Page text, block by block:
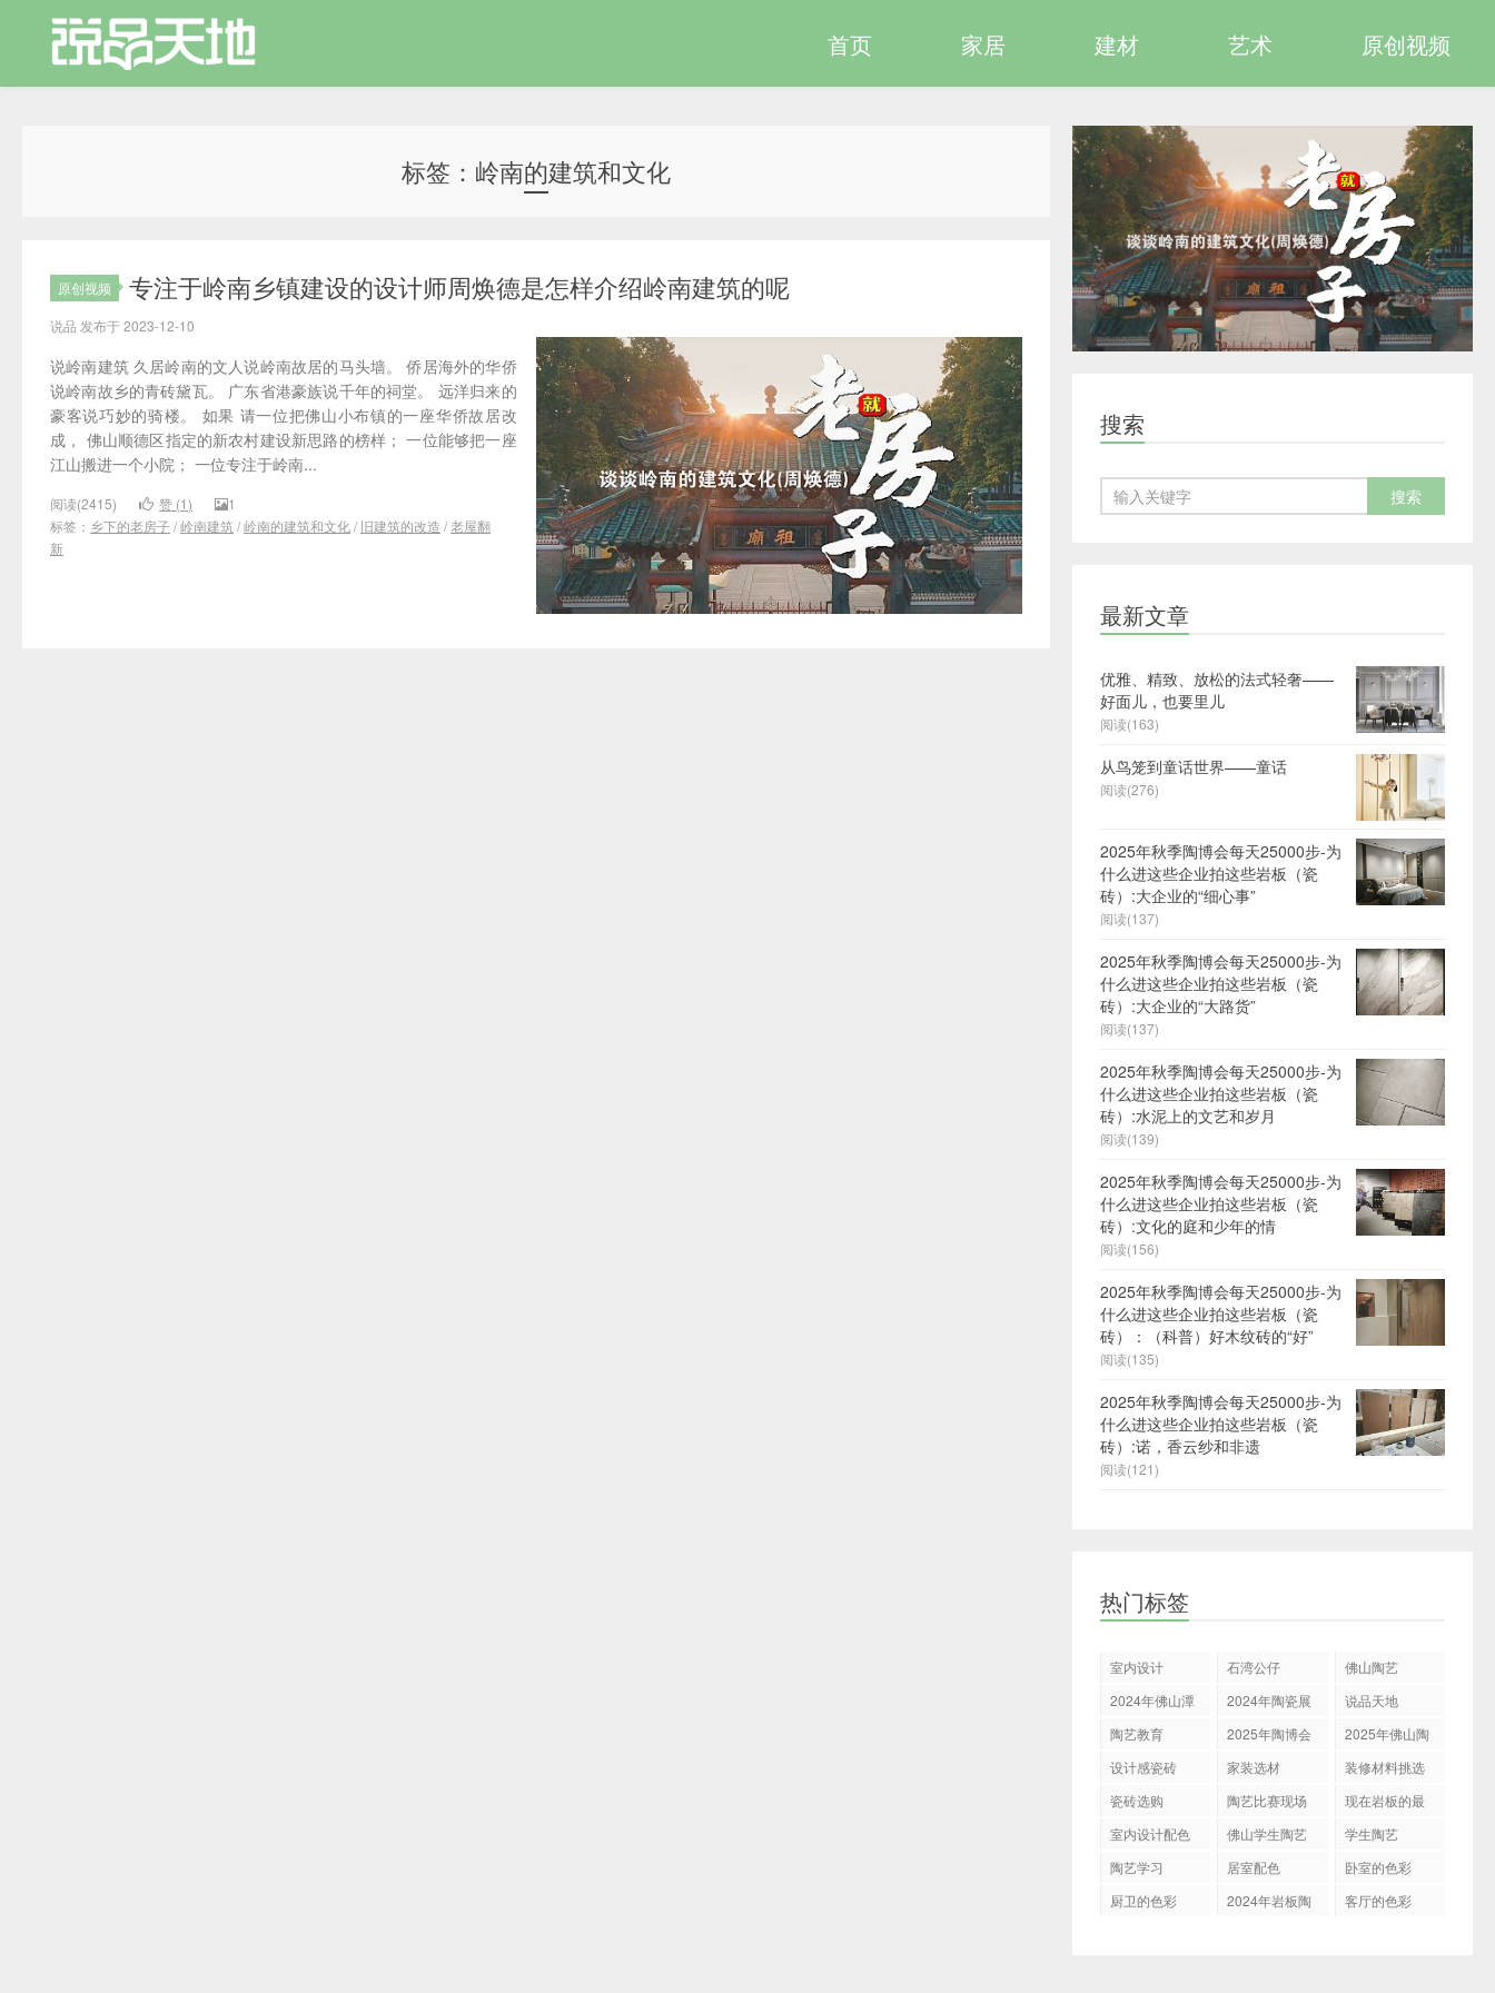
首页 家居 建材 艺术 原创视频
标签：岭南的建筑和文化
原创视频 专注于岭南乡镇建设的设计师周焕德是怎样介绍岭南建筑的呢
说品 发布于 2023-12-10
说岭南建筑 久居岭南的文人说岭南故居的马头墙。 侨居海外的华侨
说岭南故乡的青砖黛瓦。 广东省港豪族说千年的祠堂。 远洋归来的
豪客说巧妙的骑楼。 如果 请一位把佛山小布镇的一座华侨故居改
成， 佛山顺德区指定的新农村建设新思路的榜样； 一位能够把一座
江山搬进一个小院； 一位专注于岭南...
阅读(2415) 赞 (1)
1
标签： 乡下的老房子/岭南建筑 /岭南的建筑和文化/ 旧建筑的改造 / 老屋翻
新
搜索
最新文章
优雅、精致、放松的法式轻奢——
好面儿，也要里儿
阅读(163)
从鸟笼到童话世界——童话
阅读(276)
2025年秋季陶博会每天25000步-为
什么进这些企业拍这些岩板（瓷
砖）:大企业的“细心事”
阅读(137)
2025年秋季陶博会每天25000步-为
什么进这些企业拍这些岩板（瓷
砖）:大企业的“大路货”
阅读(137)
2025年秋季陶博会每天25000步-为
什么进这些企业拍这些岩板（瓷
砖）:水泥上的文艺和岁月
阅读(139)
2025年秋季陶博会每天25000步-为
什么进这些企业拍这些岩板（瓷
砖）:文化的庭和少年的情
阅读(156)
2025年秋季陶博会每天25000步-为
什么进这些企业拍这些岩板（瓷
砖）：（科普）好木纹砖的“好”
阅读(135)
2025年秋季陶博会每天25000步-为
什么进这些企业拍这些岩板（瓷
砖）:诺，香云纱和非遗
阅读(121)
热门标签
室内设计 石湾公仔
佛山陶艺
2024年佛山潭
2024年陶瓷展
说品天地
陶艺教育
2025年陶博会
2025年佛山陶
设计感瓷砖 家装选材
装修材料挑选
瓷砖选购
陶艺比赛现场
现在岩板的最
室内设计配色
佛山学生陶艺
学生陶艺
陶艺学习
居室配色
卧室的色彩
厨卫的色彩
2024年岩板陶
客厅的色彩